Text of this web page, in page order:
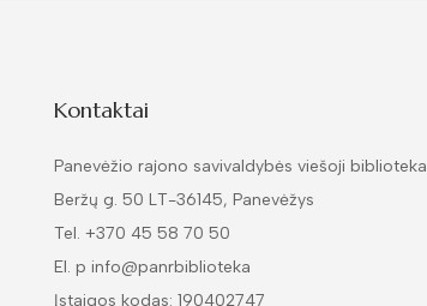
Kontaktai
Panevėžio rajono savivaldybės viešoji biblioteka
Beržų g. 50 LT-36145, Panevėžys
Tel. +370 45 58 70 50
El. p info@panrbiblioteka
Įstaigos kodas: 190402747